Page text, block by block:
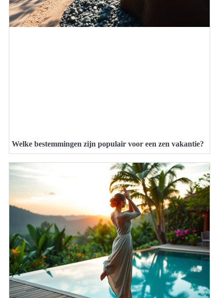
Welke bestemmingen zijn populair voor een zen vakantie?